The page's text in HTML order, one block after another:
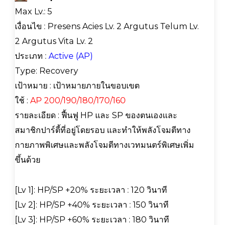
Max Lv.: 5
เงื่อนไข : Presens Acies Lv. 2 Argutus Telum Lv.
2 Argutus Vita Lv. 2
ประเภท : Active (AP)
Type: Recovery
เป้าหมาย : เป้าหมายภายในขอบเขต
ใช้ : AP 200/190/180/170/160
รายละเอียด : ฟื้นฟู HP และ SP ของตนเองและ
สมาชิกปาร์ตี้ที่อยู่โดยรอบ และทำให้พลังโจมตีทาง
กายภาพพิเศษและพลังโจมตีทางเวทมนตร์พิเศษเพิ่ม
ขึ้นด้วย
[Lv 1]: HP/SP +20% ระยะเวลา : 120 วินาที
[Lv 2]: HP/SP +40% ระยะเวลา : 150 วินาที
[Lv 3]: HP/SP +60% ระยะเวลา : 180 วินาที